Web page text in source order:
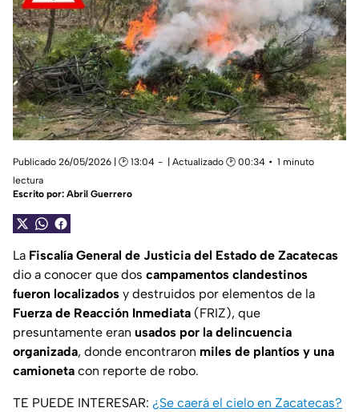
Publicado 26/05/2026 | 🕑 13:04 | Actualizado 🕑 00:34
1 minuto
lectura
Escrito por: Abril Guerrero
La Fiscalía General de Justicia del Estado de Zacatecas
dio a conocer que dos campamentos clandestinos
fueron localizados y destruidos por elementos de la
Fuerza de Reacción Inmediata (FRIZ), que
presuntamente eran usados por la delincuencia
organizada, donde encontraron miles de plantíos y una
camioneta con reporte de robo.
TE PUEDE INTERESAR: ¿Se caerá el cielo en Zacatecas?